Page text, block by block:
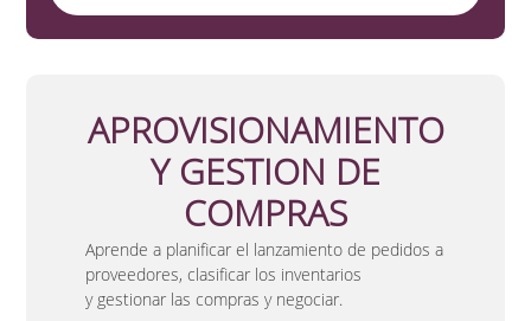
APROVISIONAMIENTO
Y GESTION DE
COMPRAS
Aprende a planificar el lanzamiento de pedidos a
proveedores, clasificar los inventarios
y gestionar las compras y negociar.